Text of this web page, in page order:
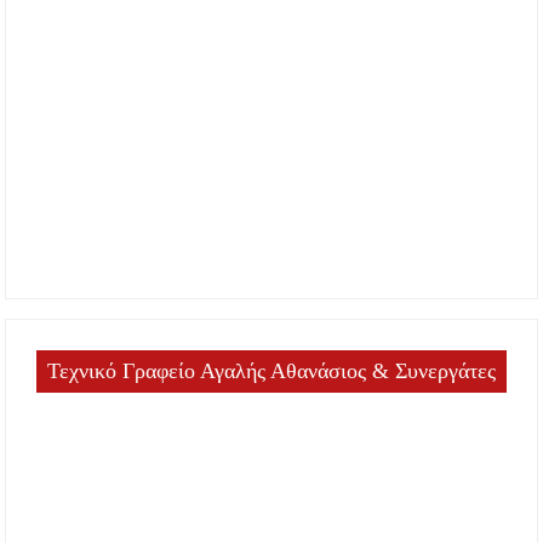
Τεχνικό Γραφείο Αγαλής Αθανάσιος & Συνεργάτες